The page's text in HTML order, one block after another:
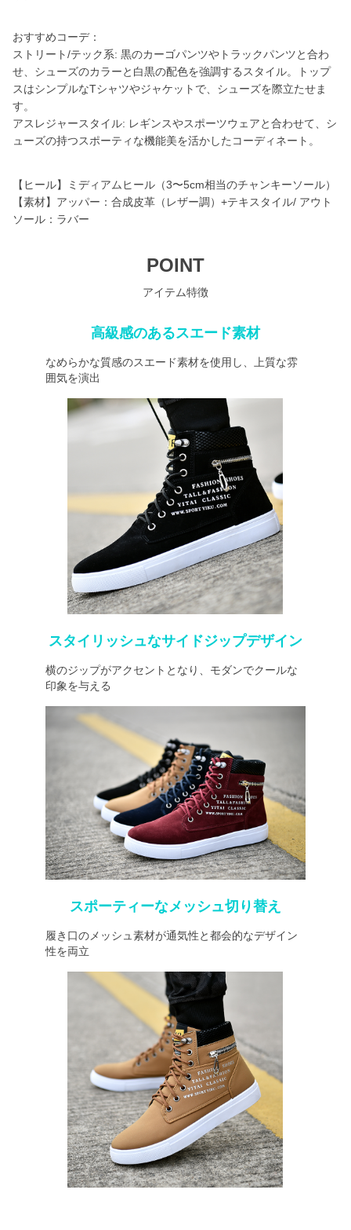
おすすめコーデ：
ストリート/テック系: 黒のカーゴパンツやトラックパンツと合わ
せ、シューズのカラーと白黒の配色を強調するスタイル。トップ
スはシンプルなTシャツやジャケットで、シューズを際立たせま
す。
アスレジャースタイル: レギンスやスポーツウェアと合わせて、シ
ューズの持つスポーティな機能美を活かしたコーディネート。
【ヒール】ミディアムヒール（3〜5cm相当のチャンキーソール）
【素材】アッパー：合成皮革（レザー調）+テキスタイル/ アウト
ソール：ラバー
POINT
アイテム特徴
高級感のあるスエード素材
なめらかな質感のスエード素材を使用し、上質な雰
囲気を演出
スタイリッシュなサイドジップデザイン
横のジップがアクセントとなり、モダンでクールな
印象を与える
スポーティーなメッシュ切り替え
履き口のメッシュ素材が通気性と都会的なデザイン
性を両立